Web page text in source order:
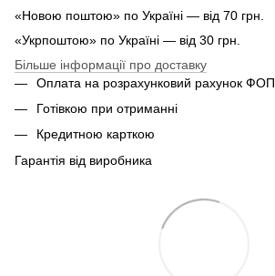
«Новою поштою» по Україні — від 70 грн.
«Укрпоштою» по Україні — від 30 грн.
Більше інформації про доставку
Оплата на розрахунковий рахунок ФОП
Готівкою при отриманні
Кредитною карткою
Гарантія від виробника